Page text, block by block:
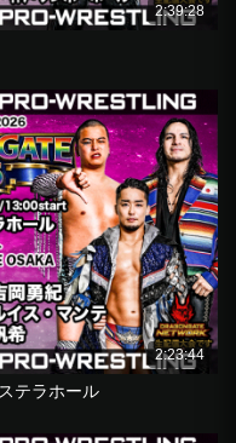
2:39:28
2:23:44
テラホール